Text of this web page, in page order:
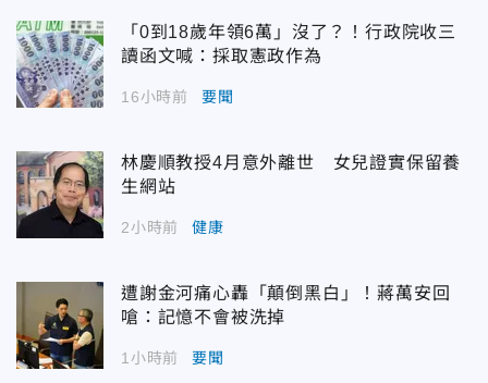
「0到18歲年領6萬」沒了？！行政院收三
讀函文喊：採取憲政作為
16小時前 要聞
林慶順教授4月意外離世 女兒證實保留養
生網站
2小時前 健康
遭謝金河痛心轟「顛倒黑白」！蔣萬安回
嗆：記憶不會被洗掉
1小時前 要聞